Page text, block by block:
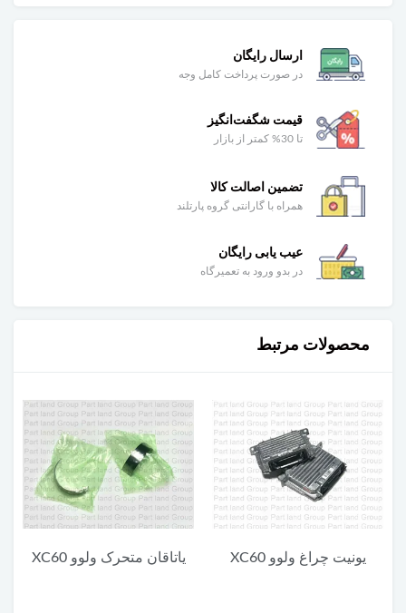
ارسال رایگان
در صورت پرداخت کامل وجه
قیمت شگفت‌انگیز
تا 30% کمتر از بازار
تضمین اصالت کالا
همراه با گارانتی گروه پارتلند
عیب یابی رایگان
در بدو ورود به تعمیرگاه
محصولات مرتبط
یونیت چراغ ولوو XC60 یاتاقان متحرک ولوو XC60